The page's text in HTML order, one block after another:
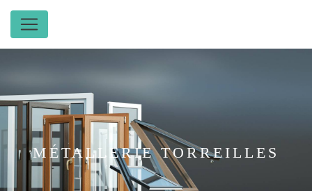
Panneau de gestion des cookies
MÉTALLERIE TORREILLES